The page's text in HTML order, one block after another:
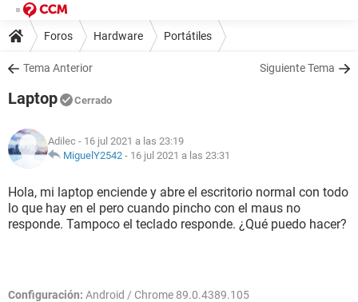
Foros Hardware Portátiles
Tema Anterior Siguiente Tema
Laptop Cerrado
Adilec - 16 jul 2021 a las 23:19
MiguelY2542 - 16 jul 2021 a las 23:31
Hola, mi laptop enciende y abre el escritorio normal con todo
lo que hay en el pero cuando pincho con el maus no
responde. Tampoco el teclado responde. ¿Qué puedo hacer?
Configuración: Android / Chrome 89.0.4389.105